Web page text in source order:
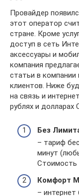
Провайдер
этот оператор
стране. Кроме
доступ в сеть
аксессуары и
компания
статьи в
клиентов. Ниже
на связь и
рублях и долларах
Без
– тариф
минут
Стоимость
Комфорт М
–